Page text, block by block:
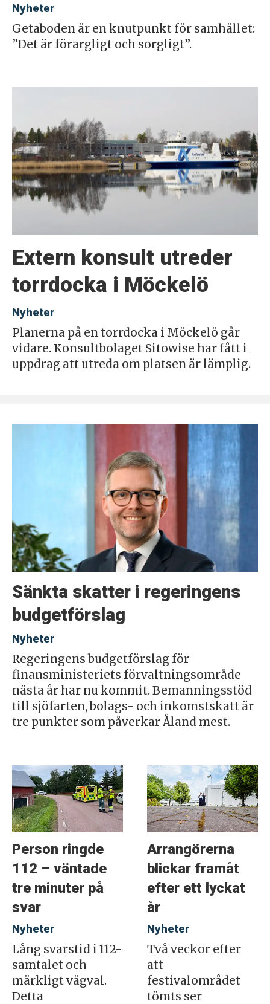
Nyheter
Getaboden är en knutpunkt för samhället:
”Det är förargligt och sorgligt”.
Extern konsult utreder
torrdocka i Möckelö
Nyheter
Planerna på en torrdocka i Möckelö går
vidare. Konsultbolaget Sitowise har fått i
uppdrag att utreda om platsen är lämplig.
Sänkta skatter i regeringens
budgetförslag
Nyheter
Regeringens budgetförslag för
finansministeriets förvaltningsområde
nästa år har nu kommit. Bemanningsstöd
till sjöfarten, bolags- och inkomstskatt är
tre punkter som påverkar Åland mest.
Person ringde
112 – väntade
tre minuter på
svar
Nyheter
Lång svarstid i 112-
samtalet och
märkligt vägval.
Detta
Arrangörerna
blickar framåt
efter ett lyckat
år
Nyheter
Två veckor efter
att
festivalområdet
tömts ser